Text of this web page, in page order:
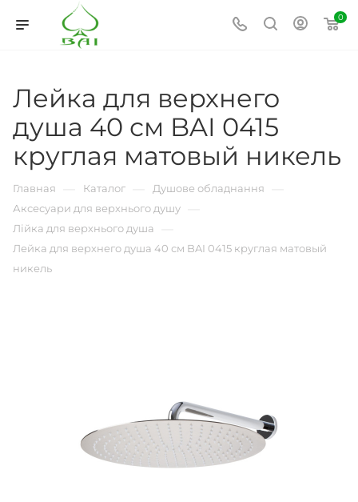
0
Лейка для верхнего
душа 40 см BAI 0415
круглая матовый никель
Главная Каталог Душове обладнання
Аксесуари для верхнього душу
Лійка для верхнього душа
Лейка для верхнего душа 40 см BAI 0415 круглая матовый
никель